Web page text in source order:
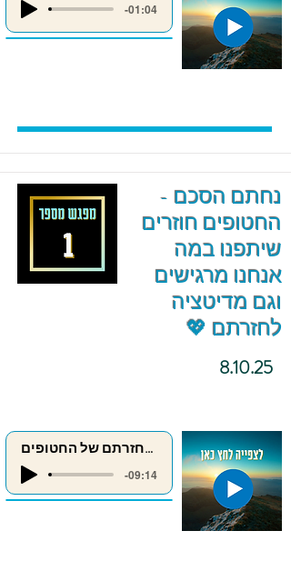
-01:04
נחתם הסכם -
החטופים חוזרים
שיתפנו במה
אנחנו מרגישים
וגם מדיטציה
לחזרתם 💖
8.10.25
מדיטציה לחזרתם של החטופים
-09:14